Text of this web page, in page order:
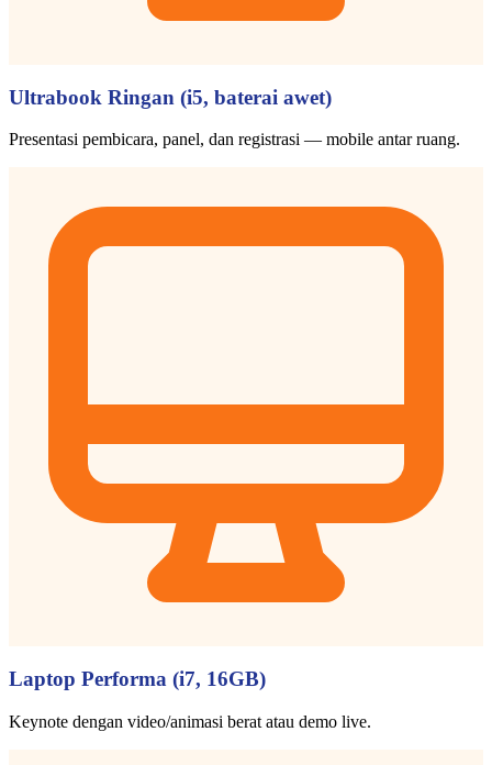
Ultrabook Ringan (i5, baterai awet)
Presentasi pembicara, panel, dan registrasi — mobile antar ruang.
Laptop Performa (i7, 16GB)
Keynote dengan video/animasi berat atau demo live.